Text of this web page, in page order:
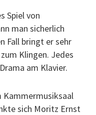
Spiel von
man sicherlich
Fall bringt er sehr
Klingen. Jedes
am Klavier.
Kammermusiksaal
sich Moritz Ernst